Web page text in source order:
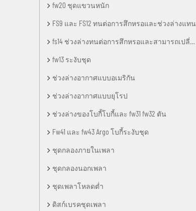
fw20 ชุดแขวนหนัก
FS9 และ FS12 ทนต่อการสึกหรอและช่วงล่างแทน
fs14 ช่วงล่างทนต่อการสึกหรอและสามารถเปลี่ยนชุด
fw13 ระงับชุด
ช่วงล่างอากาศแบบอเมริกัน
ช่วงล่างอากาศแบบยุโรป
ช่วงล่างของโบกี้โบกี้และ fw31 fw32 ตัน
Fw41 และ fw43 Argo โบกี้ระงับชุด
ชุดกลองภายในเพลา
ชุดกลองนอกเพลา
ชุดเพลาโหลดต่ำ
ดิสก์เบรคชุดเพลา